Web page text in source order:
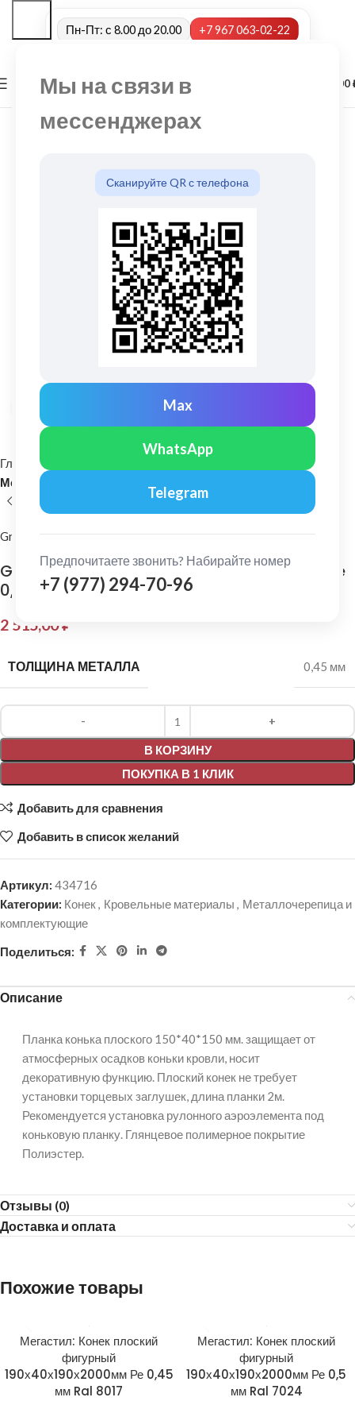
Мы на связи в
мессенджерах
Сканируйте QR с телефона
Max
WhatsApp
Telegram
Предпочитаете звонить? Набирайте номер
+7 (977) 294-70-96
Пн-Пт: с 8.00 до 20.00 +7 967 063-02-22
МЕНЮ 0,00
Нажмите, чтобы увеличить
Главная
Металлочерепица и комплектующие
Grand Line
Grand Line: Конек плоский 150х40х150 мм Pe
0,45 мм Ral 3005
2 515,00₽
ТОЛЩИНА МЕТАЛЛА 0,45 мм
В КОРЗИНУ
ПОКУПКА В 1 КЛИК
Alternative:
Добавить для сравнения
Добавить в список желаний
Артикул: 434716
Категории: Конек, Кровельные материалы , Металлочерепица и
комплектующие
Поделиться:
Описание
Планка конька плоского 150*40*150 мм. защищает от
атмосферных осадков коньки кровли, носит
декоративную функцию. Плоский конек не требует
установки торцевых заглушек, длина планки 2м.
Рекомендуется установка рулонного аэроэлемента под
коньковую планку. Глянцевое полимерное покрытие
Полиэстер.
Отзывы (0)
Доставка и оплата
Похожие товары
Мегастил: Конек плоский
фигурный
190х40х190х2000мм Ре 0,45
мм Ral 8017
Мегастил: Конек плоский
фигурный
190х40х190х2000мм Ре 0,5
мм Ral 7024